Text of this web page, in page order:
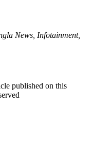
News, Infotainment,
published on this